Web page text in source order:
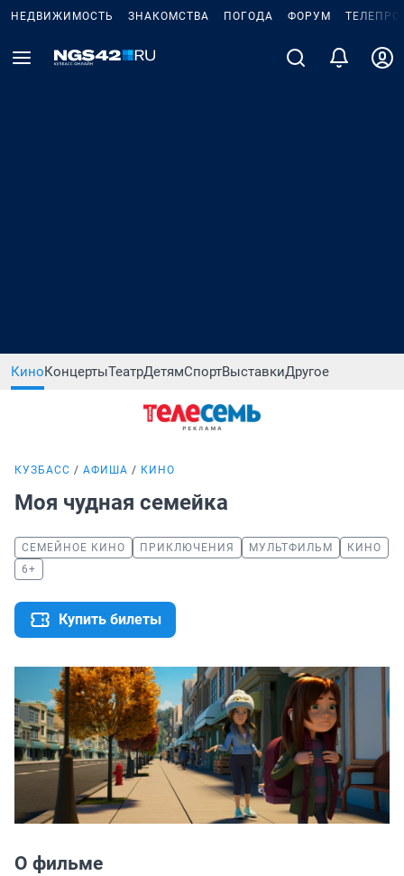
НЕДВИЖИМОСТЬ ЗНАКОМСТВА ПОГОДА ФОРУМ
КиноКонцертыТеатрДетямСпортВыставкиДругое
КУЗБАСС АФИША КИНО
Моя чудная семейка
СЕМЕЙНОЕ КИНО ПРИКЛЮЧЕНИЯ МУЛЬТФИЛЬМ
КИНО
6+
Купить билеты
О фильме